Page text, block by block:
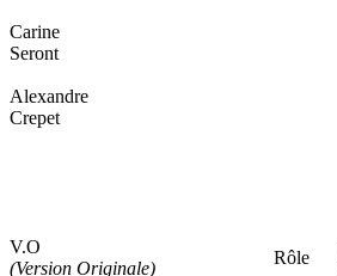
Carine
Seront
Alexandre
Crepet
V.O
(Version Originale)
Rôle